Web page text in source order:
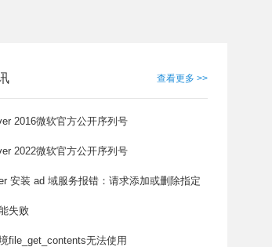
查看更多 >>
2016微软官方公开序列号
2022微软官方公开序列号
安装 ad 域服务报错：请求添加或删除指定
失败
file_get_contents无法使用